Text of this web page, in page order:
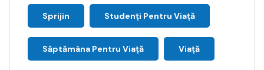
Sprijin Studenți Pentru Viață
Săptămâna Pentru Viaţă Viață